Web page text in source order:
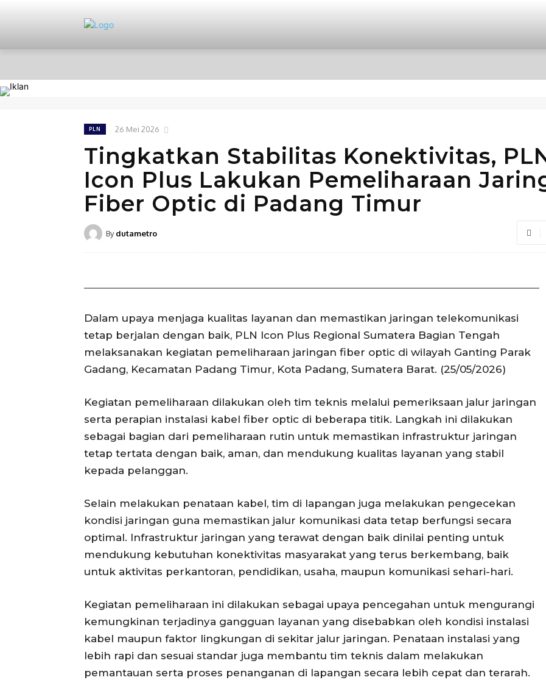
PLN 26 Mei 2026
Tingkatkan Stabilitas Konektivitas,
Icon Plus Lakukan Pemeliharaan
Fiber Optic di Padang Timur
By dutametro
Dalam upaya menjaga kualitas layanan dan memastikan jaringan telekomunikasi
tetap berjalan dengan baik, PLN Icon Plus Regional Sumatera Bagian Tengah
melaksanakan kegiatan pemeliharaan jaringan fiber optic di wilayah Ganting Parak
Gadang, Kecamatan Padang Timur, Kota Padang, Sumatera Barat. (25/05/2026)
Kegiatan pemeliharaan dilakukan oleh tim teknis melalui pemeriksaan jalur jaringan
serta perapian instalasi kabel fiber optic di beberapa titik. Langkah ini dilakukan
sebagai bagian dari pemeliharaan rutin untuk memastikan infrastruktur jaringan
tetap tertata dengan baik, aman, dan mendukung kualitas layanan yang stabil
kepada pelanggan.
Selain melakukan penataan kabel, tim di lapangan juga melakukan pengecekan
kondisi jaringan guna memastikan jalur komunikasi data tetap berfungsi secara
optimal. Infrastruktur jaringan yang terawat dengan baik dinilai penting untuk
mendukung kebutuhan konektivitas masyarakat yang terus berkembang, baik
untuk aktivitas perkantoran, pendidikan, usaha, maupun komunikasi sehari-hari.
Kegiatan pemeliharaan ini dilakukan sebagai upaya pencegahan untuk mengurangi
kemungkinan terjadinya gangguan layanan yang disebabkan oleh kondisi instalasi
kabel maupun faktor lingkungan di sekitar jalur jaringan. Penataan instalasi yang
lebih rapi dan sesuai standar juga membantu tim teknis dalam melakukan
pemantauan serta proses penanganan di lapangan secara lebih cepat dan terarah.